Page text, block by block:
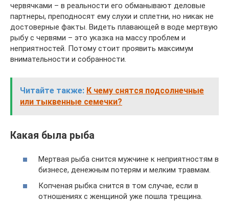
червячками – в реальности его обманывают деловые
партнеры, преподносят ему слухи и сплетни, но никак не
достоверные факты. Видеть плавающей в воде мертвую
рыбу с червями – это указка на массу проблем и
неприятностей. Потому стоит проявить максимум
внимательности и собранности.
Читайте также: К чему снятся подсолнечные
или тыквенные семечки?
Какая была рыба
Мертвая рыба снится мужчине к неприятностям в
бизнесе, денежным потерям и мелким травмам.
Копченая рыбка снится в том случае, если в
отношениях с женщиной уже пошла трещина.